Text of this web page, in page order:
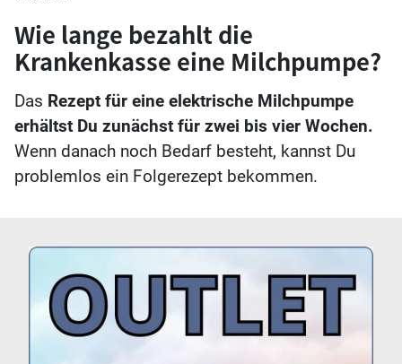
Wie lange bezahlt die
Krankenkasse eine Milchpumpe?
Das Rezept für eine elektrische Milchpumpe
erhältst Du zunächst für zwei bis vier Wochen.
Wenn danach noch Bedarf besteht, kannst Du
problemlos ein Folgerezept bekommen.